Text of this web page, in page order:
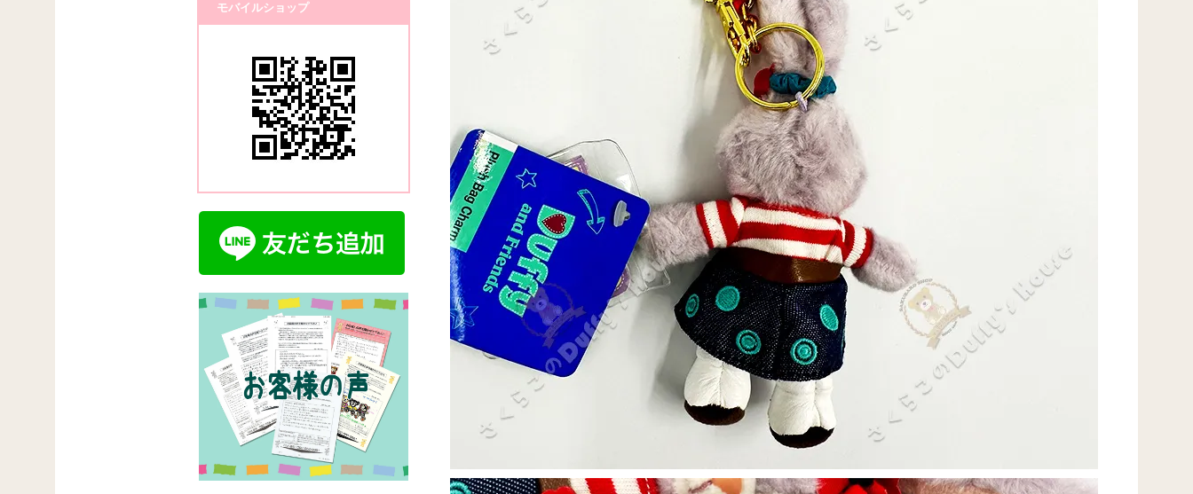
モバイルショップ